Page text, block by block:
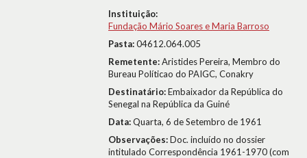
Instituição:
Fundação Mário Soares e Maria Barroso
Pasta:04612.064.005
Remetente:Aristides Pereira, Membro do
Bureau Políticao do PAIGC, Conakry
Destinatário:Embaixador da República do
Senegal na República da Guiné
Data:Quarta, 6 de Setembro de 1961
Observações:Doc. incluído no dossier
intitulado Correspondência 1961-1970 (com